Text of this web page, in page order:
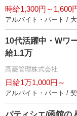
時給1,300円～1,600
アルバイト・パート /
10代活躍中・Wワ
給1.1万
髙菱管理株式会社
日給1万1,000円～
アルバイト・パート /
パティシエ/函館の